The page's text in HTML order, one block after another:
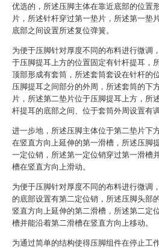
优选的，所述压脚主体在靠近底部的位置
片，所述针杆穿过第一垫片，所述第一垫
底部之间设置所述复位弹簧。
为便于压脚针对厚度不同的布料进行微调
于压脚提耳上方的位置固定有针杆提耳，
顶部形成有套筒，所述套筒套设在针杆的
压脚提耳之间部分的外周，所述套筒的下
片，所述第二垫片位于压脚提耳上方，所
杆提耳的底部之间、位于套筒外周设置有
进一步地，所述压脚主体位于第二垫片下
在竖直方向上延伸的第一滑槽，所述压脚
一定位销，所述第一定位销穿过第一滑槽
槽在竖直方向上滑动。
为便于压脚针对厚度不同的布料进行微调
的底部设置有第二定位销，所述压脚头部
竖直方向上延伸的第二滑槽，所述第二定
槽并能沿着第二滑槽在竖直方向上移动。
为通过简单的结构使得压脚组件在停止工